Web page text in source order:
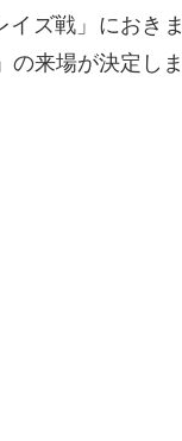
ズ戦」におき
来場が決定しま